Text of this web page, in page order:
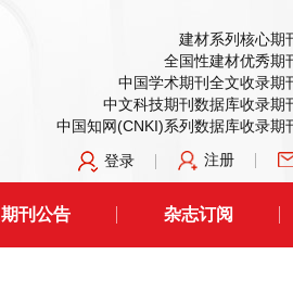
建材系列核心期
全国性建材优秀期
中国学术期刊全文收录期
中文科技期刊数据库收录期
中国知网(CNKI)系列数据库收录期
登录
注册
期刊公告 杂志订阅